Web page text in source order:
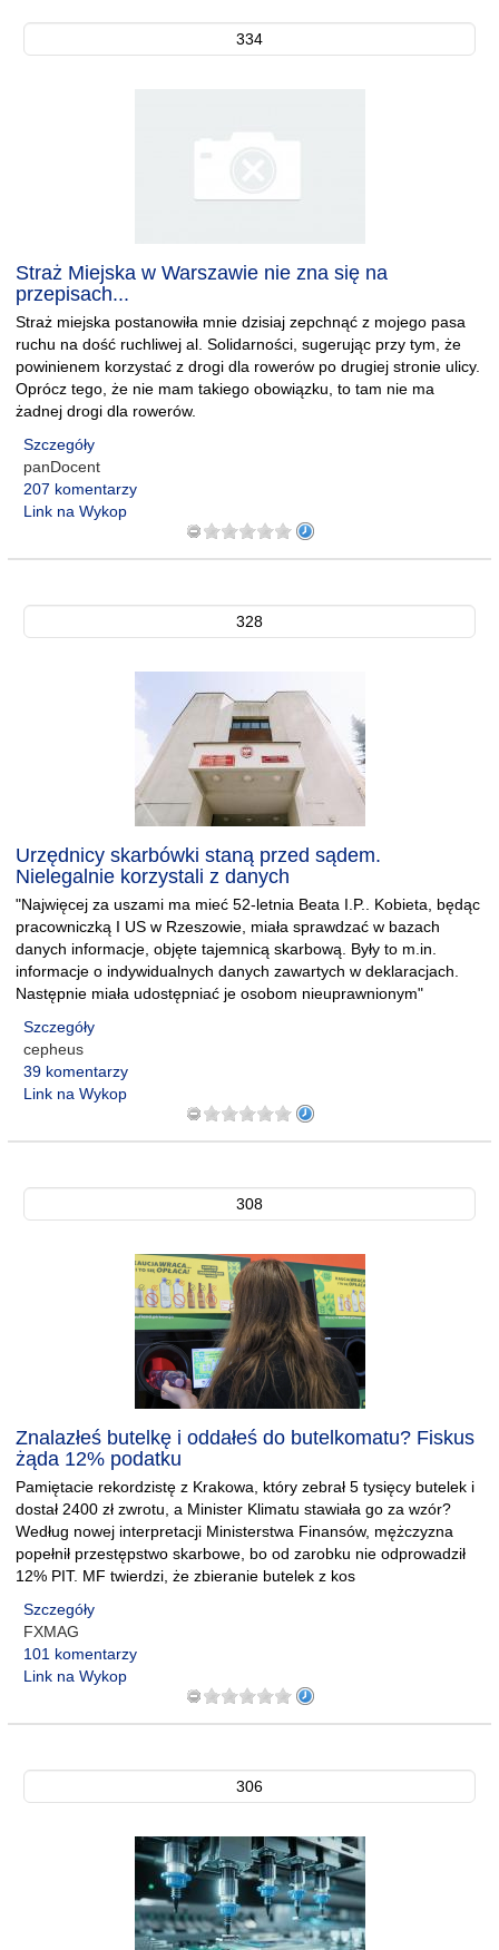
334
Straż Miejska w Warszawie nie zna się na
przepisach...
Straż miejska postanowiła mnie dzisiaj zepchnąć z mojego pasa
ruchu na dość ruchliwej al. Solidarności, sugerując przy tym, że
powinienem korzystać z drogi dla rowerów po drugiej stronie ulicy.
Oprócz tego, że nie mam takiego obowiązku, to tam nie ma
żadnej drogi dla rowerów.
Szczegóły
panDocent
207 komentarzy
Link na Wykop
328
Urzędnicy skarbówki staną przed sądem.
Nielegalnie korzystali z danych
"Najwięcej za uszami ma mieć 52-letnia Beata I.P.. Kobieta, będąc
pracowniczką I US w Rzeszowie, miała sprawdzać w bazach
danych informacje, objęte tajemnicą skarbową. Były to m.in.
informacje o indywidualnych danych zawartych w deklaracjach.
Następnie miała udostępniać je osobom nieuprawnionym"
Szczegóły
cepheus
39 komentarzy
Link na Wykop
308
Znalazłeś butelkę i oddałeś do butelkomatu? Fiskus
żąda 12% podatku
Pamiętacie rekordzistę z Krakowa, który zebrał 5 tysięcy butelek i
dostał 2400 zł zwrotu, a Minister Klimatu stawiała go za wzór?
Według nowej interpretacji Ministerstwa Finansów, mężczyzna
popełnił przestępstwo skarbowe, bo od zarobku nie odprowadził
12% PIT. MF twierdzi, że zbieranie butelek z kos
Szczegóły
FXMAG
101 komentarzy
Link na Wykop
306